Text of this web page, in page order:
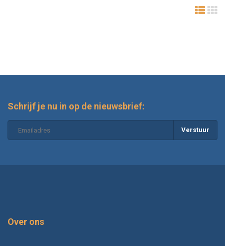
Schrijf je nu in op de nieuwsbrief:
Verstuur
Over ons